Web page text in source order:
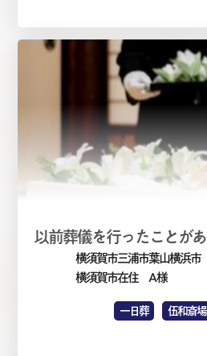
横須賀市三浦市葉山横浜市
横須賀市在住 A 様
一日葬 伍和斎場